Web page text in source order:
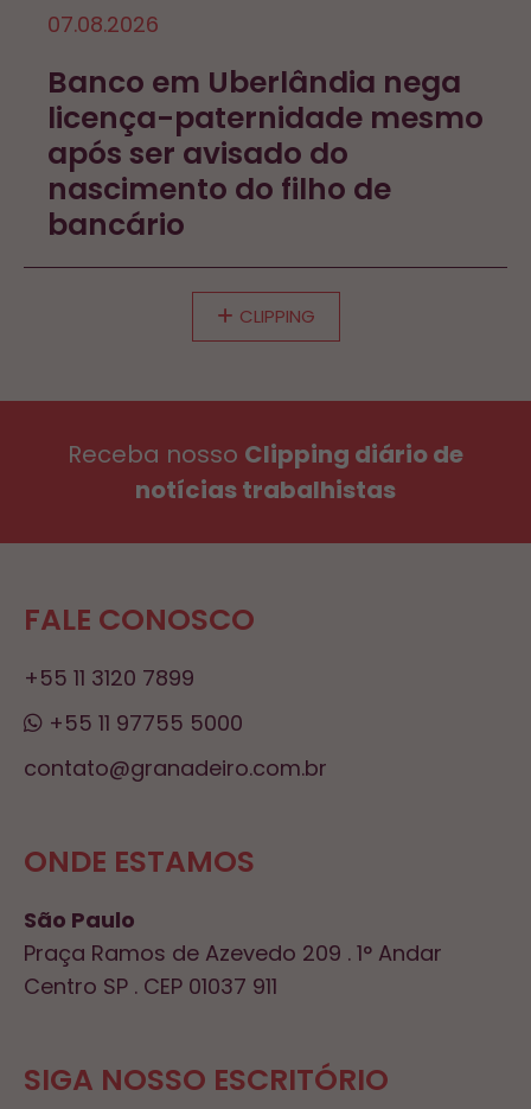
07.08.2026
Banco em Uberlândia nega
licença-paternidade mesmo
após ser avisado do
nascimento do filho de
bancário
CLIPPING
Receba nosso Clipping diário de
notícias trabalhistas
FALE CONOSCO
+55 11 3120 7899
+55 11 97755 5000
contato@granadeiro.com.br
ONDE ESTAMOS
São Paulo
Praça Ramos de Azevedo 209 . 1° Andar
Centro SP . CEP 01037 911
SIGA NOSSO ESCRITÓRIO